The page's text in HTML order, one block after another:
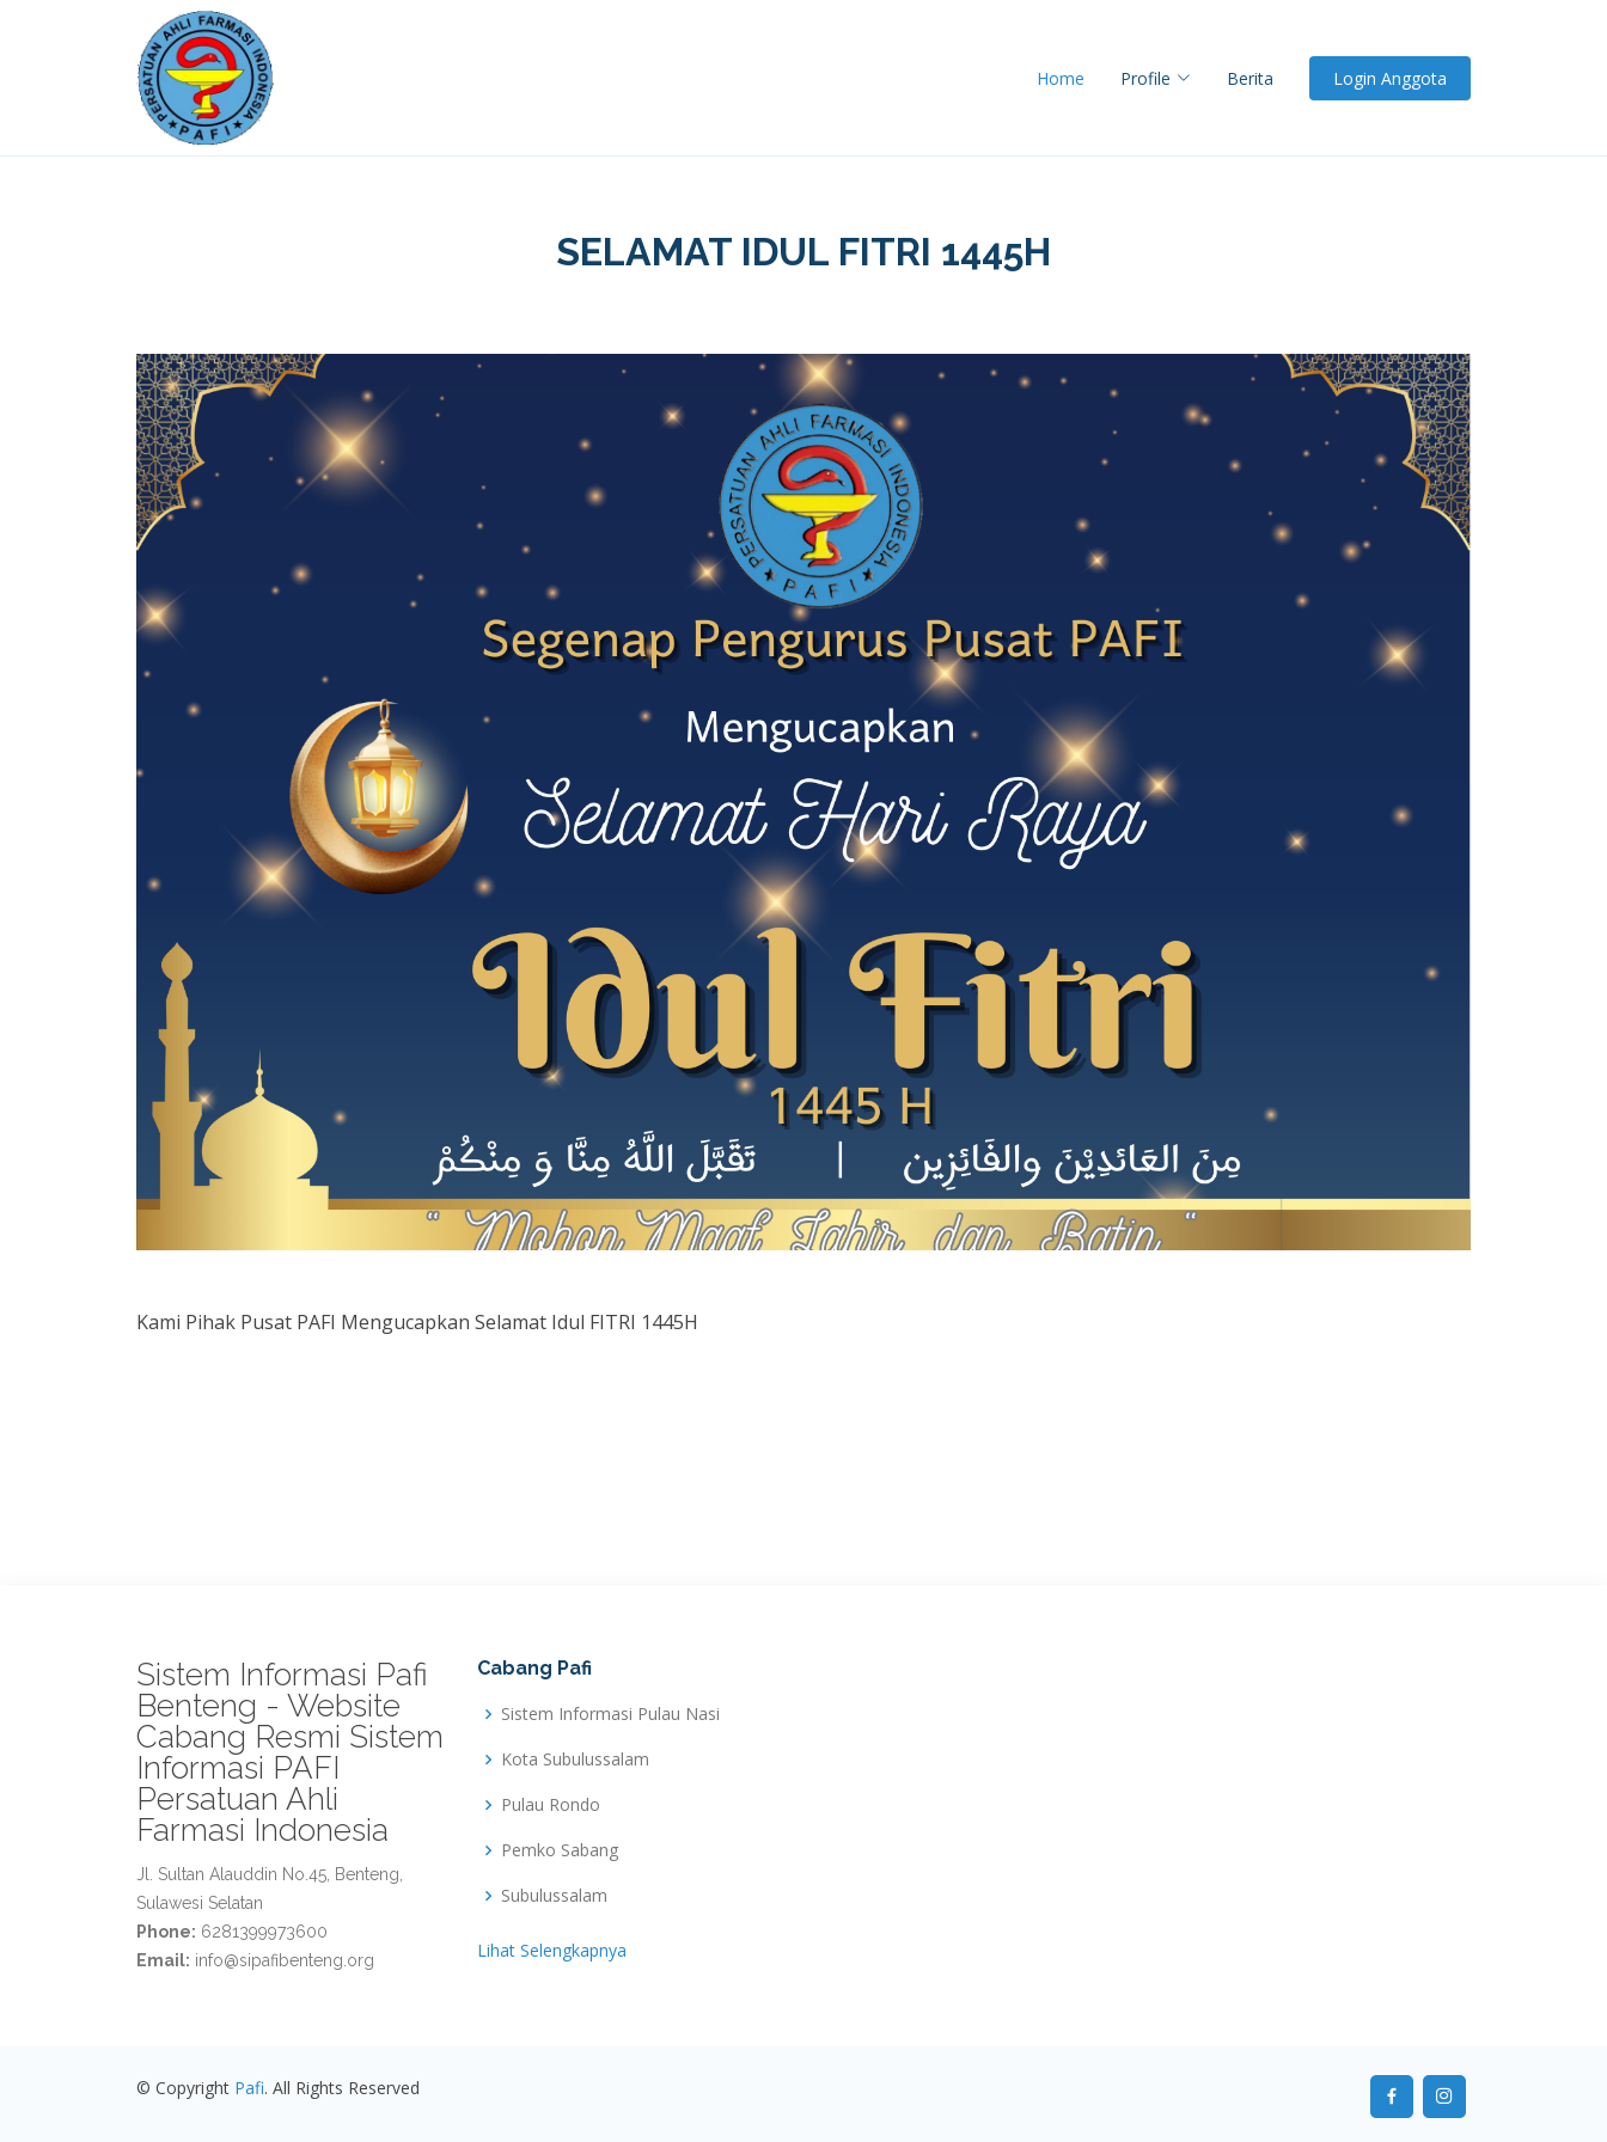
Home Profile Berita Login Anggota
SELAMAT IDUL FITRI 1445H
Kami Pihak Pusat PAFI Mengucapkan Selamat Idul FITRI 1445H
Sistem Informasi Pafi
Benteng - Website
Cabang Resmi Sistem
Informasi PAFI
Persatuan Ahli
Farmasi Indonesia
Jl. Sultan Alauddin No.45, Benteng,
Sulawesi Selatan
Phone: 6281399973600
Email: info@sipafibenteng.org
Cabang Pafi
Sistem Informasi Pulau Nasi
Kota Subulussalam
Pulau Rondo
Pemko Sabang
Subulussalam
Lihat Selengkapnya
© Copyright Pafi. All Rights Reserved